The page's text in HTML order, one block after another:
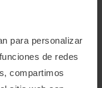
para personalizar
de redes
compartimos
jugadores,
la pasión del 20×20.
te impulsa a